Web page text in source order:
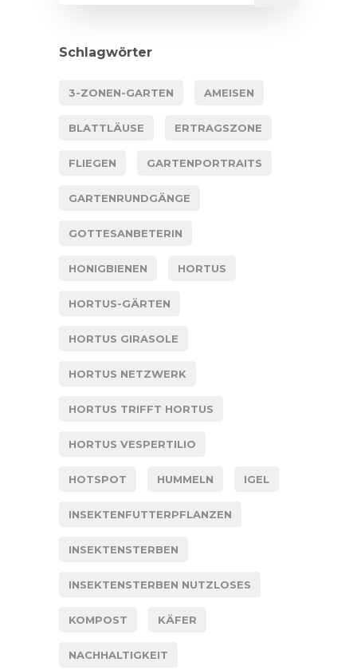
Schlagwörter
3-ZONEN-GARTEN AMEISEN
BLATTLÄUSE ERTRAGSZONE
FLIEGEN GARTENPORTRAITS
GARTENRUNDGÄNGE
GOTTESANBETERIN
HONIGBIENEN HORTUS
HORTUS-GÄRTEN
HORTUS GIRASOLE
HORTUS NETZWERK
HORTUS TRIFFT HORTUS
HORTUS VESPERTILIO
HOTSPOT HUMMELN IGEL
INSEKTENFUTTERPFLANZEN
INSEKTENSTERBEN
INSEKTENSTERBEN NUTZLOSES
KOMPOST KÄFER
NACHHALTIGKEIT